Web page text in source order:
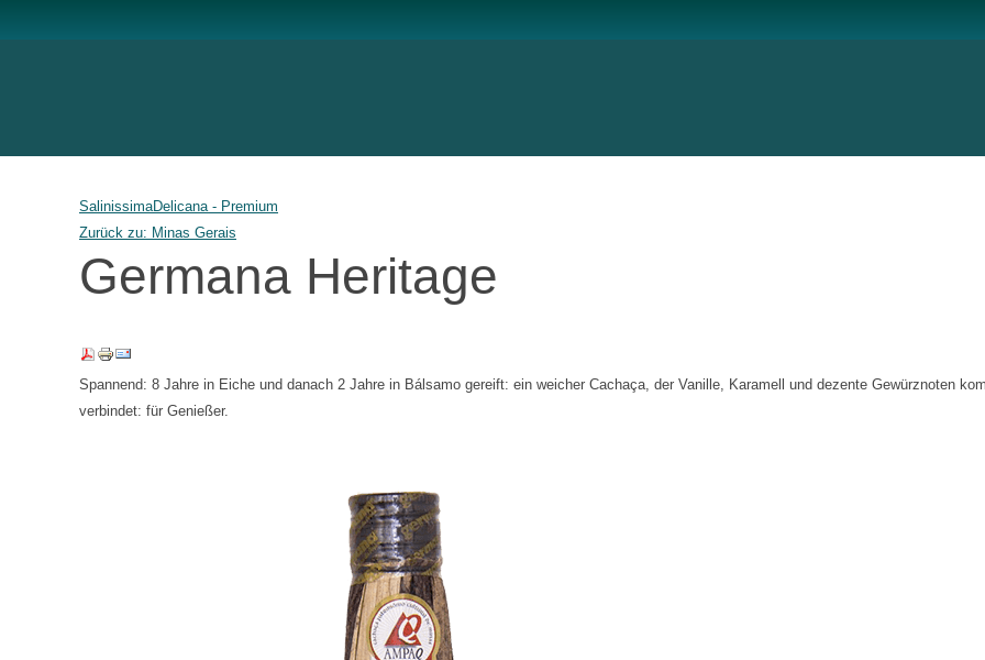
SalinissimaDelicana - Premium
Zurück zu: Minas Gerais
Germana Heritage
Spannend: 8 Jahre in Eiche und danach 2 Jahre in Bálsamo gereift: ein weicher Cachaça, der Vanille, Karamell und dezente Gewürznoten
verbindet: für Genießer.